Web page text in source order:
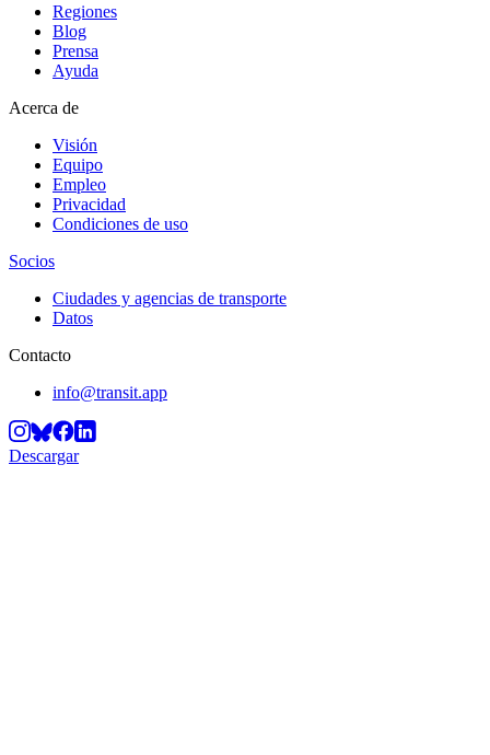
Regiones
Blog
Prensa
Ayuda
Acerca de
Visión
Equipo
Empleo
Privacidad
Condiciones de uso
Socios
Ciudades y agencias de transporte
Datos
Contacto
info@transit.app
Descargar